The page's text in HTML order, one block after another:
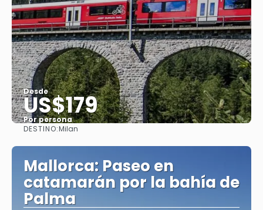
Desde
US$179
Por persona
DESTINO:Milan
Mallorca: Paseo en
catamarán por la bahía de
Palma